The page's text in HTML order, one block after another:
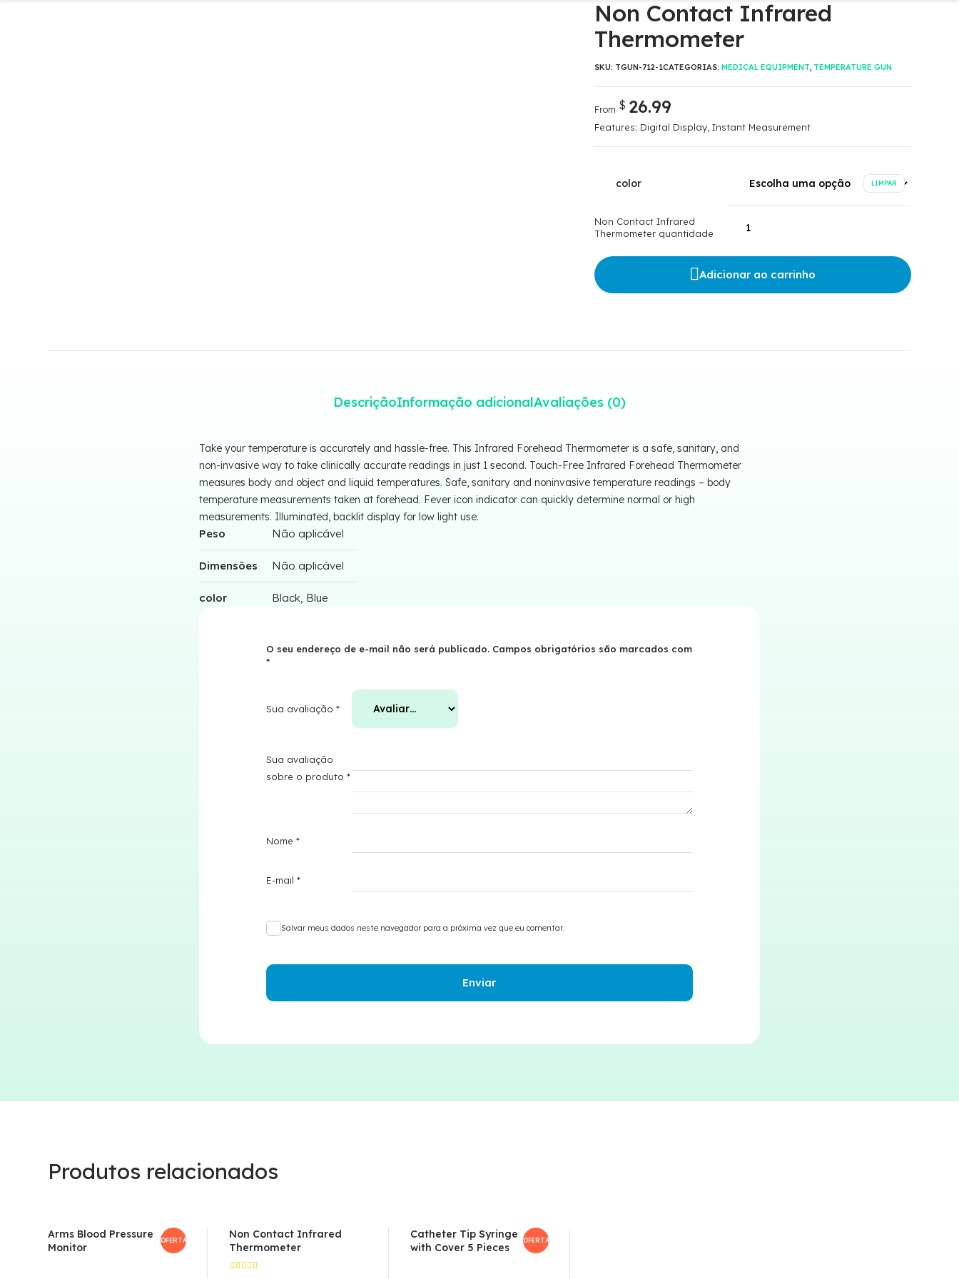
Non Contact Infrared
Thermometer
From $ 26.99
Features: Digital Display, Instant Measurement
color LIMPAR
Non Contact Infrared
Thermometer quantidade
Adicionar ao carrinho
SKU: TGUN-712-1CATEGORIAS: MEDICAL EQUIPMENT, TEMPERATURE GUN
DescriçãoInformação adicionalAvaliações (0)
Take your temperature is accurately and hassle-free. This Infrared Forehead Thermometer is a safe, sanitary, and
non-invasive way to take clinically accurate readings in just 1 second. Touch-Free Infrared Forehead Thermometer
measures body and object and liquid temperatures. Safe, sanitary and noninvasive temperature readings – body
temperature measurements taken at forehead. Fever icon indicator can quickly determine normal or high
measurements. Illuminated, backlit display for low light use.
Peso Não aplicável
Dimensões Não aplicável
color Black, Blue
O seu endereço de e-mail não será publicado. Campos obrigatórios são marcados com
*
Sua avaliação*
Sua avaliação
sobre o produto*
Nome*
E-mail*
Salvar meus dados neste navegador para a próxima vez que eu comentar.
Produtos relacionados
OFERTA!
Arms Blood Pressure
Monitor
Non Contact Infrared
Thermometer
OFERTA!
Catheter Tip Syringe
with Cover 5 Pieces